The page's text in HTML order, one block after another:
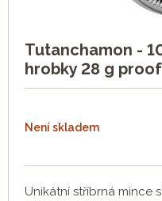
Tutanchamon -
hrobky 28 g
Není skladem
Unikátní stříbrná mince